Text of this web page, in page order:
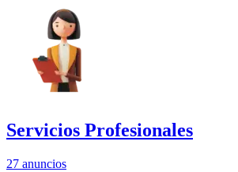
Servicios Profesionales
27 anuncios